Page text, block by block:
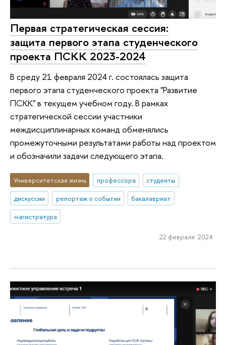
Первая стратегическая сессия:
защита первого этапа студенческого
проекта ПСКК 2023-2024
В среду 21 февраля 2024 г. состоялась защита
первого этапа студенческого проекта "Развитие
ПСКК" в текущем учебном году. В рамках
стратегической сессии участники
междисциплинарных команд обменялись
промежуточными результатами работы над проектом
и обозначили задачи следующего этапа.
Университетская жизнь профессора
студенты
дискуссии
репортаж о событии
бакалавриат
магистратура
22 февраля 2024